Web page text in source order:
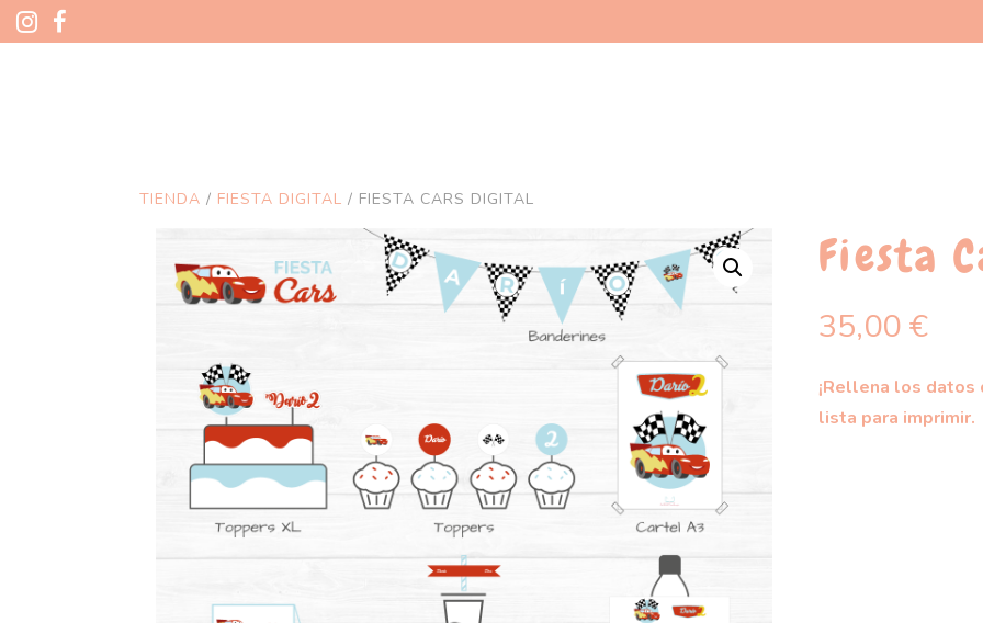
TIENDA / FIESTA DIGITAL / FIESTA CARS DIGITAL
Fiesta
35,00 €
¡Rellena los
lista para imprimir.